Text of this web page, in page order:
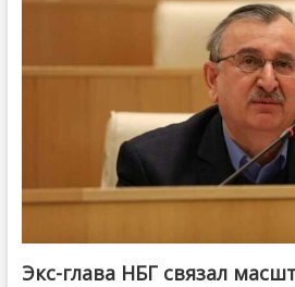
Экс-глава НБГ связал